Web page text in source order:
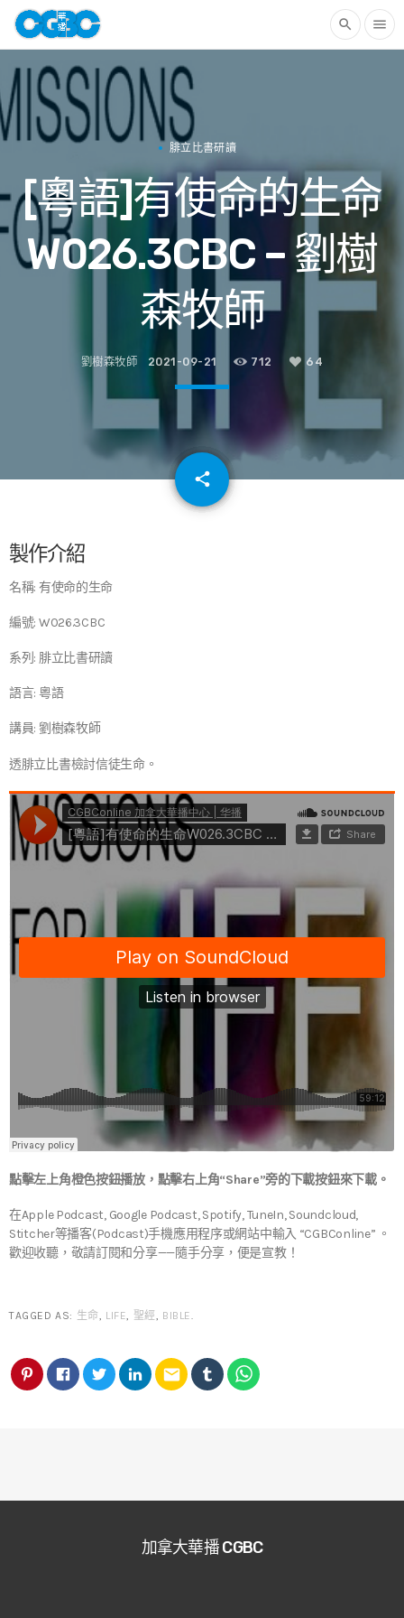
search menu
腓立比書研讀
[粵語]有使命的生命
W026.3CBC – 劉樹
森牧師
劉樹森牧師 2021-09-21 712 64
share
email
製作介紹
名稱: 有使命的生命
編號: W026.3CBC
系列: 腓立比書研讀
語言: 粵語
講員: 劉樹森牧師
透腓立比書檢討信徒生命。
點擊左上角橙色按鈕播放，點擊右上角“Share”旁的下載按鈕來下載。
在Apple Podcast, Google Podcast, Spotify, TuneIn, Soundcloud,
Stitcher等播客(Podcast)手機應用程序或網站中輸入 “CGBConline” 。
歡迎收聽，敬請訂閱和分享——隨手分享，便是宣教！
TAGGED AS: 生命, LIFE, 聖經, BIBLE.
email
加拿大華播 CGBC